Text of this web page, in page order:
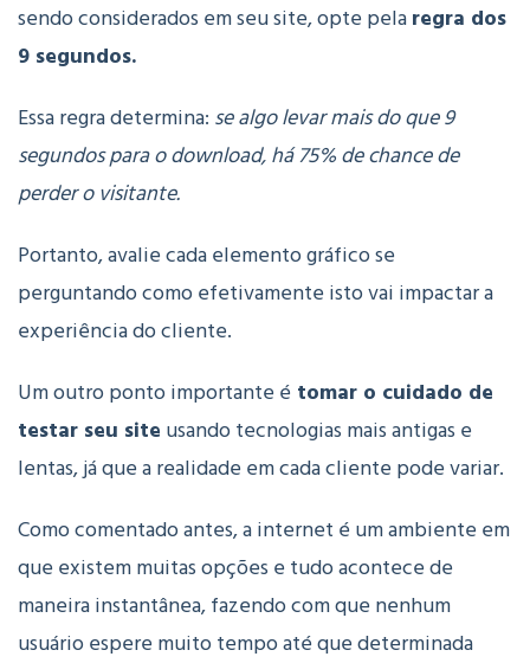
sendo considerados em seu site, opte pelaregra dos
9 segundos.
Essa regra determina: se algo levar mais do que 9
segundos para o download, há 75% de chance de
perder o visitante.
Portanto, avalie cada elemento gráfico se
perguntando como efetivamente isto vai impactar a
experiência do cliente.
Um outro ponto importante é tomar o cuidado de
testar seu site usando tecnologias mais antigas e
lentas, já que a realidade em cada cliente pode variar.
Como comentado antes, a internet é um ambiente em
que existem muitas opções e tudo acontece de
maneira instantânea, fazendo com que nenhum
usuário espere muito tempo até que determinada